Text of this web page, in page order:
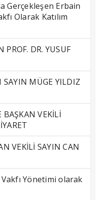
Gerçekleşen Erbain
Olarak Katılım
DR. YUSUF
SAYIN MÜGE YILDIZ
BAŞKAN VEKİLİ
VEKİLİ SAYIN CAN
Vakfı Yönetimi olarak